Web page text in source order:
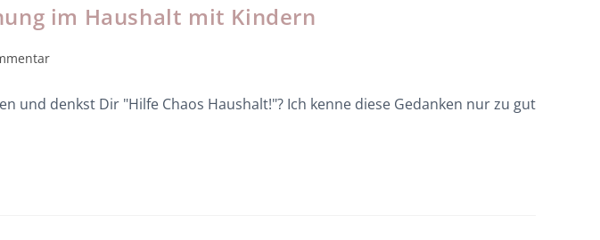
im Haushalt mit Kindern
und denkst Dir "Hilfe Chaos Haushalt!"? Ich kenne diese Gedanken nur zu gut